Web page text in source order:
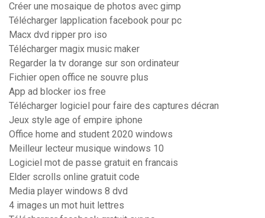
Créer une mosaique de photos avec gimp
Télécharger lapplication facebook pour pc
Macx dvd ripper pro iso
Télécharger magix music maker
Regarder la tv dorange sur son ordinateur
Fichier open office ne souvre plus
App ad blocker ios free
Télécharger logiciel pour faire des captures décran
Jeux style age of empire iphone
Office home and student 2020 windows
Meilleur lecteur musique windows 10
Logiciel mot de passe gratuit en francais
Elder scrolls online gratuit code
Media player windows 8 dvd
4 images un mot huit lettres